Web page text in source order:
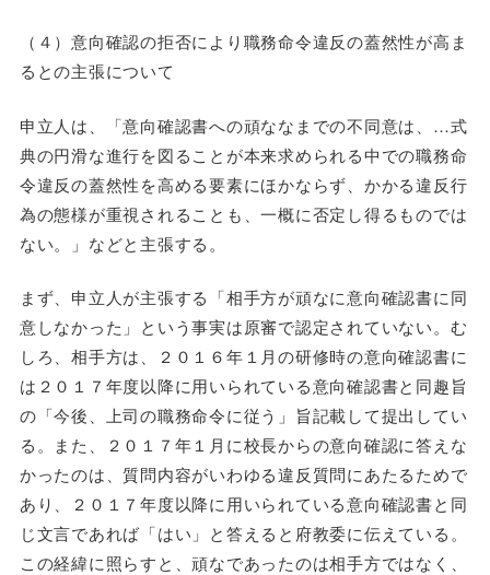
（４）意向確認の拒否により職務命令違反の蓋然性が高ま
るとの主張について
申立人は、「意向確認書への頑ななまでの不同意は、…式
典の円滑な進行を図ることが本来求められる中での職務命
令違反の蓋然性を高める要素にほかならず、かかる違反行
為の態様が重視されることも、一概に否定し得るものでは
ない。」などと主張する。
まず、申立人が主張する「相手方が頑なに意向確認書に同
意しなかった」という事実は原審で認定されていない。む
しろ、相手方は、２０１６年１月の研修時の意向確認書に
は２０１７年度以降に用いられている意向確認書と同趣旨
の「今後、上司の職務命令に従う」旨記載して提出してい
る。また、２０１７年１月に校長からの意向確認に答えな
かったのは、質問内容がいわゆる違反質問にあたるためで
あり、２０１７年度以降に用いられている意向確認書と同
じ文言であれば「はい」と答えると府教委に伝えている。
この経緯に照らすと、頑なであったのは相手方ではなく、